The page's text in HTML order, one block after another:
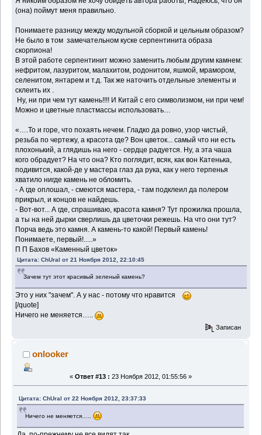
(она) поймут меня правильно.
Понимаете разницу между модульной сборкой и цельным образом?
Не было в том замечательном куске серпентинита образа
скорпиона!
В этой работе серпентинит можно заменить любым другим камнем:
нефритом, лазуритом, малахитом, родонитом, яшмой, мрамором,
селенитом, янтарем и т.д. Так же наточить отдельные элементы и
склеить их .
Ну, ни при чем тут камень!!!! И Китай с его символизмом, ни при чем!
Можно и цветные пластмассы использовать…
«….То и горе, что похаять нечем. Гладко да ровно, узор чистый,
резьба по чертежу, а красота где? Вон цветок... самый что ни есть
плохонький, а глядишь на него - сердце радуется. Ну, а эта чаша
кого обрадует? На что она? Кто поглядит, всяк, как вон Катенька,
подивится, какой-де у мастера глаз да рука, как у него терпенья
хватило нигде камень не обломить.
- А где оплошал, - смеются мастера, - там подклеил да полером
прикрыл, и концов не найдешь.
- Вот-вот... А где, спрашиваю, красота камня? Тут прожилка прошла,
а ты на ней дырки сверлишь да цветочки режешь. На что они тут?
Порча ведь это камня. А камень-то какой! Первый камень!
Понимаете, первый!.....»
П П Бахов «Каменный цветок»
Цитата: ChUral от 21 Ноября 2012, 22:10:45
Зачем тут этот красивый зеленый камень?
Это у них "зачем". А у нас - потому что нравится
[/quote]
Ничего не меняется…..
Записан
onlooker
« Ответ #13 : 23 Ноября 2012, 01:55:56 »
Цитата: ChUral от 22 Ноября 2012, 23:37:33
Ничего не меняется…..